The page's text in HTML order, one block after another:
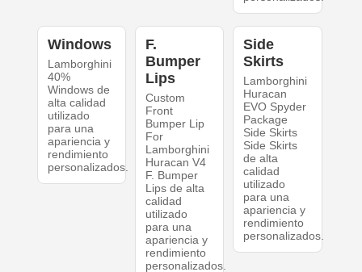
Windows
Lamborghini
40%
Windows de
alta calidad
utilizado
para una
apariencia y
rendimiento
personalizados.
F.
Bumper
Lips
Custom
Front
Bumper Lip
For
Lamborghini
Huracan V4
F. Bumper
Lips de alta
calidad
utilizado
para una
apariencia y
rendimiento
personalizados.
Side
Skirts
Lamborghini
Huracan
EVO Spyder
Package
Side Skirts
Side Skirts
de alta
calidad
utilizado
para una
apariencia y
rendimiento
personalizados.